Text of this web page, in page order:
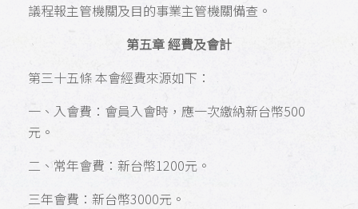
議程報主管機關及目的事業主管機關備查。
第五章 經費及會計
第三十五條 本會經費來源如下：
一、入會費：會員入會時，應一次繳納新台幣500
元。
二、常年會費：新台幣1200元。
三年會費：新台幣3000元。